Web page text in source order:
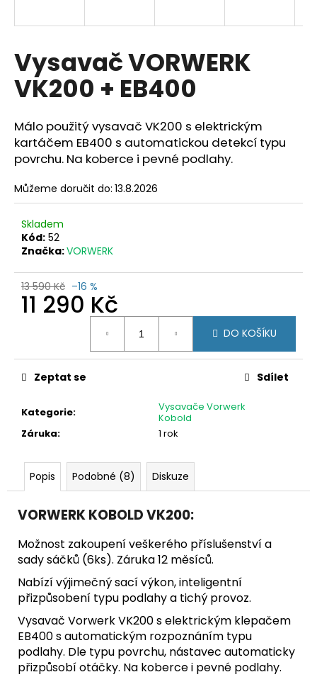
Vysavač VORWERK
VK200 + EB400
Málo použitý vysavač VK200 s elektrickým
kartáčem EB400 s automatickou detekcí typu
povrchu. Na koberce i pevné podlahy.
Můžeme doručit do: 13.8.2026
Skladem
Kód: 52
Značka:VORWERK
13 590 Kč –16 %
11 290 Kč
DO KOŠÍKU
Kategorie:
Vysavače Vorwerk
Kobold
Záruka: 1 rok
Zeptat se Sdílet
Popis Podobné (8) Diskuze
VORWERK KOBOLD VK200:
Možnost zakoupení veškerého příslušenství a
sady sáčků (6ks). Záruka 12 měsíců.
Nabízí výjimečný sací výkon, inteligentní
přizpůsobení typu podlahy a tichý provoz.
Vysavač Vorwerk VK200 s elektrickým klepačem
EB400 s automatickým rozpoznáním typu
podlahy. Dle typu povrchu, nástavec automaticky
přizpůsobí otáčky. Na koberce i pevné podlahy.
í
t
?
HLEDAT
D
o
p
o
u
m
VYSAVAČ
VK200
EB400
11
290
Původně:
13
590
Kč